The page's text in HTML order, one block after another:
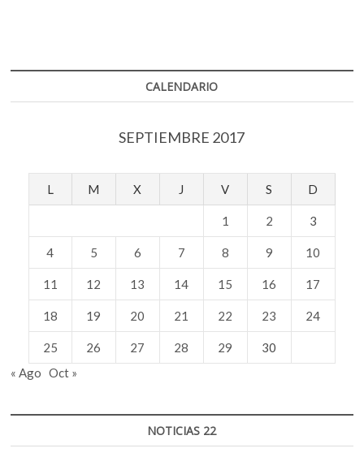
CALENDARIO
SEPTIEMBRE 2017
L M X J V S D
1 2 3
4 5 6 7 8 9 10
11 12 13 14 15 16 17
18 19 20 21 22 23 24
25 26 27 28 29
30
« Ago Oct »
NOTICIAS 22